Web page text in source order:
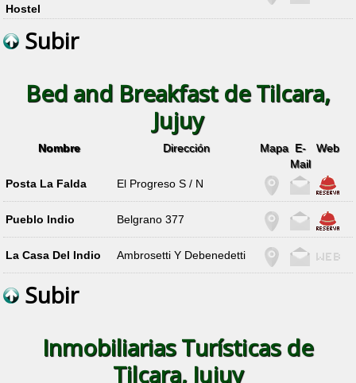
Hostel
Subir
Bed and Breakfast de Tilcara,
Jujuy
Nombre Dirección Mapa E-
Mail
Web
Posta La Falda El Progreso S / N
Pueblo Indio Belgrano 377
La Casa Del Indio Ambrosetti Y Debenedetti
Subir
Inmobiliarias Turísticas de
Tilcara, Jujuy